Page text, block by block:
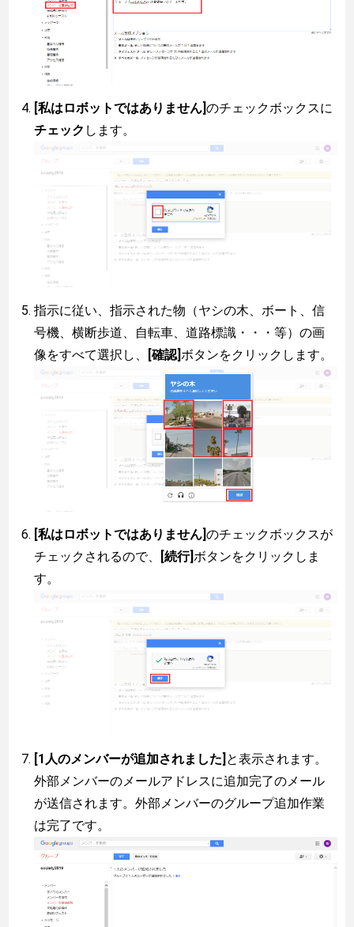
[私はロボットではありません]のチェックボックスに
チェック します。
指示に従い、指示された物（ヤシの木、ボート、信
号機、横断歩道、自転車、道路標識・・・等）の画
像をすべて選択し、
[確認] ボタンをクリックします。
[私はロボットではありません]のチェックボックスが
チェックされるので、
[続行]ボタンをクリックしま
す。
[1人のメンバーが追加されました] と表示されます。
外部メンバーのメールアドレスに追加完了のメール
が送信されます。外部メンバーのグループ追加作業
は完了です。